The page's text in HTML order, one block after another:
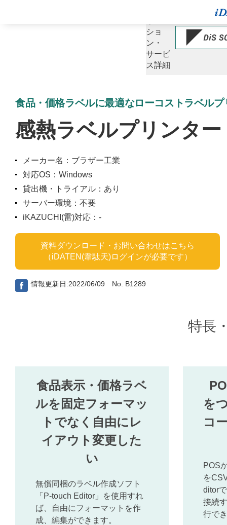
ショ
ン・
サービ
ス詳細
食品・価格ラベルに最適なローコストラベルプ
感熱ラベルプリンター
メーカー名：ブラザー工業
対応OS：Windows
貸出機・トライアル：あり
サーバー環境：不要
iKAZUCHI(雷)対応：-
資料ダウンロード・お問い合わせはこちら
（iDATEN(韋駄天)ログインが必要です）
情報更新日:2022/06/09 No. B1289
特長
食品表示・価格ラベ
ルを固定フォーマッ
トでなく自由にレ
イアウト変更した
い
無償同梱のラベル作成ソフト
「P-touch Editor」を使用すれ
ば、自由にフォーマットを作
成、編集ができます。
を
コ
POS
を
ditor
接続
行で